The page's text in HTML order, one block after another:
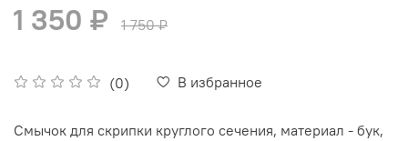
(0) В избранное
1 350 ₽ 1 750 ₽
Смычок для скрипки круглого сечения, материал - бук,